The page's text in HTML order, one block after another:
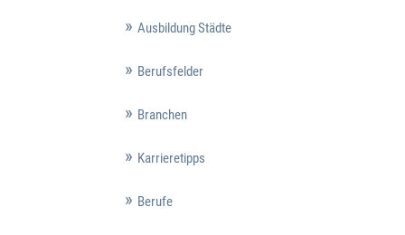
Ausbildung Städte
Berufsfelder
Branchen
Karrieretipps
Berufe